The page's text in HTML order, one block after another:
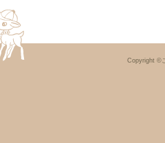
Copyright ©